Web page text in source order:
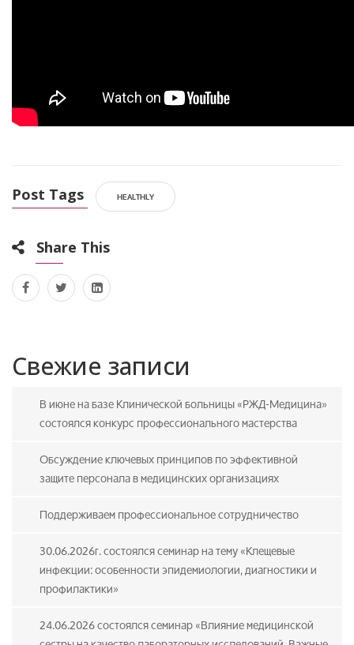
Post Tags HEALTHLY
Share This
Свежие записи
В июне на базе Клинической больницы «РЖД-Медицина»
состоялся конкурс профессионального мастерства
Обсуждение ключевых принципов по эффективной
защите персонала в медицинских организациях
Поддерживаем профессиональное сотрудничество
30.06.2026г. состоялся семинар на тему «Клещевые
инфекции: особенности эпидемиологии, диагностики и
профилактики»
24.06.2026 состоялся семинар «Влияние медицинской